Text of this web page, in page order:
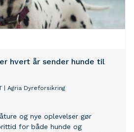
hvert år sender hunde til
Agria Dyreforsikring
og nye oplevelser gør
for både hunde og